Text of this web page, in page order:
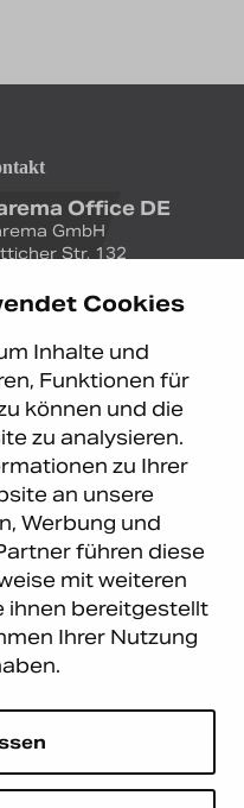
Cookies
Inhalte und
Funktionen für
können und die
zu analysieren.
zu Ihrer
an unsere
Werbung und
führen diese
mit weiteren
ihnen bereitgestellt
Ihrer Nutzung
Office DE
GmbH
Str. 132
+49 (0)211 9367 8390
info@carema.de
2026 Carema
Alle Rechte vorbehalten.
|Impressum
Serviceabteilung